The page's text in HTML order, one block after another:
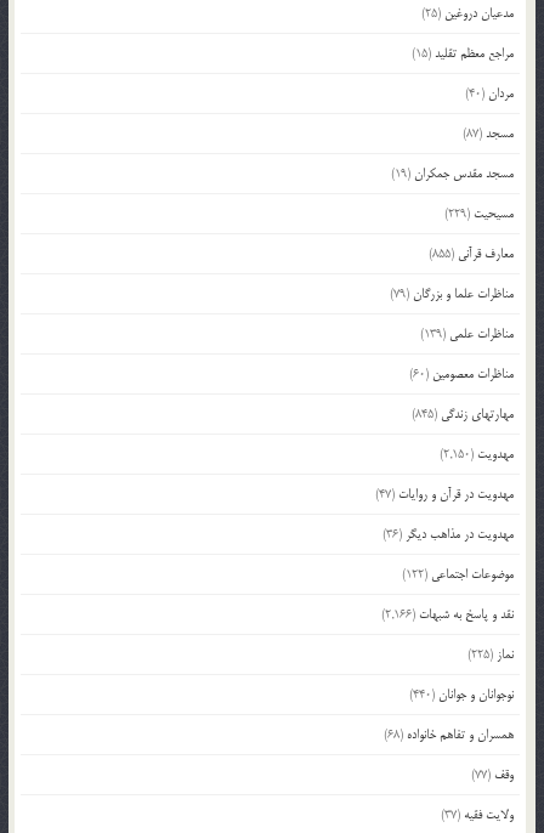
مدعیان دروغین (25)
مراجع معظم تقلید(15)
مردان(40)
مسجد(87)
مسجد مقدس جمکران(19)
مسیحیت (229)
معارف قرآنی (855)
مناظرات علما و بزرگان(79)
مناظرات علمی (139)
مناظرات معصومین (60)
مهارتهای زندگی (845)
مهدویت (2,150)
مهدویت در قرآن و روایات (47)
مهدویت در مذاهب دیگر (36)
موضوعات اجتماعی (122)
نقد و پاسخ به شبهات (2,166)
نماز (225)
نوجوانان و جوانان(440)
همسران و تفاهم خانواده (68)
وقف (77)
ولایت فقیه (37)